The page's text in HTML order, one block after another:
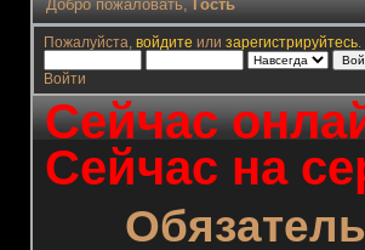
Добро пожаловать, Гость
Пожалуйста, войдите или зарегистрируйтесь.
Войти
Сейчас
Сейчас на